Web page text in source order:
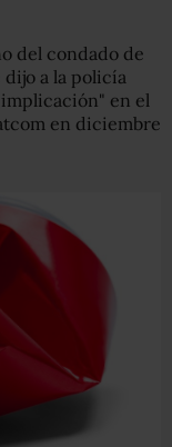
del condado de
a la policía
en el
en diciembre